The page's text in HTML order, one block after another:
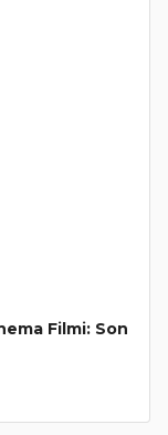
Filmi: Son